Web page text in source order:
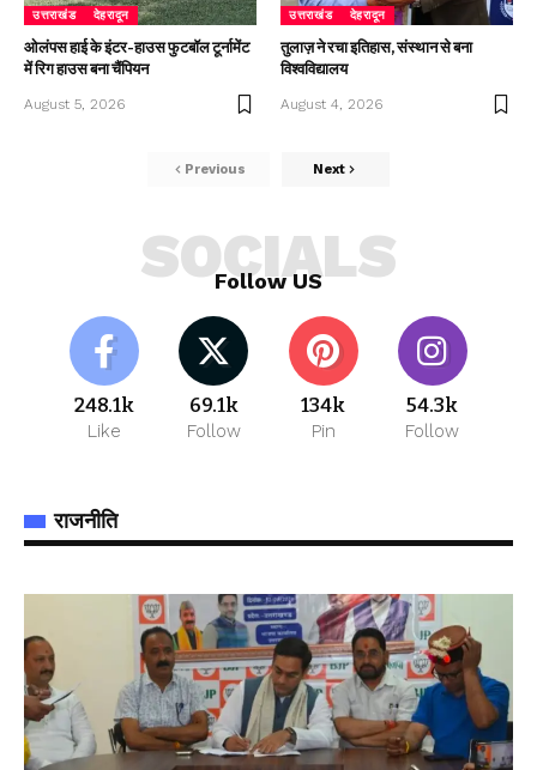
उत्तराखंड देहरादून
ओलंपस हाई के इंटर-हाउस फुटबॉल टूर्नामेंट
में रिग हाउस बना चैंपियन
August 5, 2026
उत्तराखंड देहरादून
तुलाज़ ने रचा इतिहास, संस्थान से बना
विश्वविद्यालय
August 4, 2026
Previous Next
Follow US
SOCIALS
248.1k
Like
69.1k
Follow
134k
Pin
54.3k
Follow
राजनीति